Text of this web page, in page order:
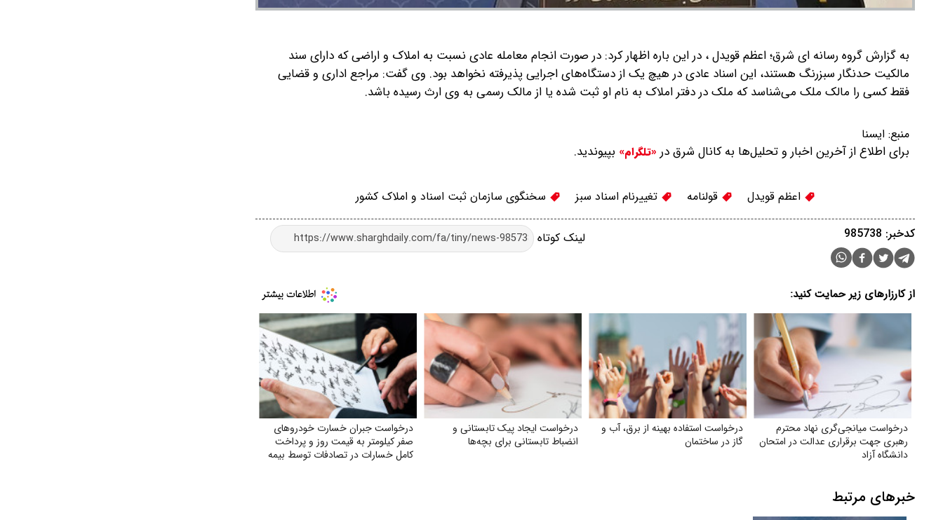
به گزارش گروه رسانه ای شرق؛ اعظم قویدل ، در این باره اظهار کرد: در صورت انجام معامله عادی نسبت به املاک و اراضی که دارای سند
مالکیت حدنگار سبزرنگ هستند، این اسناد عادی در هیچ یک از دستگاه‌های اجرایی پذیرفته نخواهد بود. وی گفت: مراجع اداری و قضایی
فقط کسی را مالک ملک می‌شناسد که ملک در دفتر املاک به نام او ثبت شده یا از مالک رسمی به وی ارث رسیده باشد.
منبع: ايسنا
برای اطلاع از آخرین اخبار و تحلیل‌ها به کانال شرق در «تلگرام» بپیوندید.
اعظم قویدل قولنامه تغییرنام اسناد سبز سخنگوی سازمان ثبت اسناد و املاک کشور
لینک کوتاه کدخبر: 985738
از کارزارهای زیر حمایت کنید:
درخواست میانجی‌گری نهاد محترم
رهبری جهت برقراری عدالت در امتحان
دانشگاه آزاد
درخواست استفاده بهینه از برق، آب و
گاز در ساختمان
درخواست ایجاد پیک تابستانی و
انضباط تابستانی برای بچه‌ها
درخواست جبران خسارت خودروهای
صفر کیلومتر به قیمت روز و پرداخت
کامل خسارات در تصادفات توسط بیمه
خبرهای مرتبط